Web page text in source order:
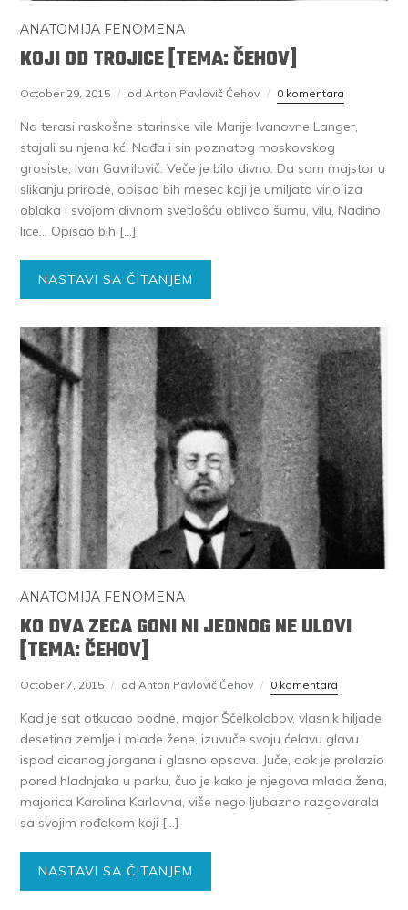
ANATOMIJA FENOMENA
KOJI OD TROJICE [TEMA: ČEHOV]
October 29, 2015 od Anton Pavlovič Čehov 0 komentara
Na terasi raskošne starinske vile Marije Ivanovne Langer,
stajali su njena kći Nađa i sin poznatog moskovskog
grosiste, Ivan Gavrilovič. Veče je bilo divno. Da sam majstor u
slikanju prirode, opisao bih mesec koji je umiljato virio iza
oblaka i svojom divnom svetlošću oblivao šumu, vilu, Nađino
lice… Opisao bih […]
NASTAVI SA ČITANJEM
ANATOMIJA FENOMENA
KO DVA ZECA GONI NI JEDNOG NE ULOVI
[TEMA: ČEHOV]
October 7, 2015 od Anton Pavlovič Čehov 0 komentara
Kad je sat otkucao podne, major Ščelkolobov, vlasnik hiljade
desetina zemlje i mlade žene, izuvuče svoju ćelavu glavu
ispod cicanog jorgana i glasno opsova. Juče, dok je prolazio
pored hladnjaka u parku, čuo je kako je njegova mlada žena,
majorica Karolina Karlovna, više nego ljubazno razgovarala
sa svojim rođakom koji […]
NASTAVI SA ČITANJEM